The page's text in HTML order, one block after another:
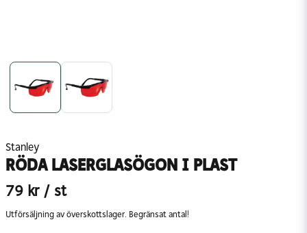
Stanley
RÖDA LASERGLASÖGON I PLAST
79 kr / st
Utförsäljning av överskottslager. Begränsat antal!